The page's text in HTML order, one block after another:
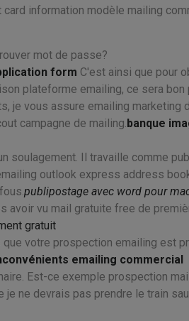
information modèle mailing
mot de passe?
form C'est ainsi que pour
plateforme emailing, ce sera bon
je vous assure emailing marketing
campagne de mailing. banque
soulagement. Il travaille comme
outlook express address
publipostage avec word pour
avoir vu mail gratuite free de
gratuit
votre prospection emailing est
emailing commercial
Est-ce exemple prospection
je ne devrais pas prendre le train